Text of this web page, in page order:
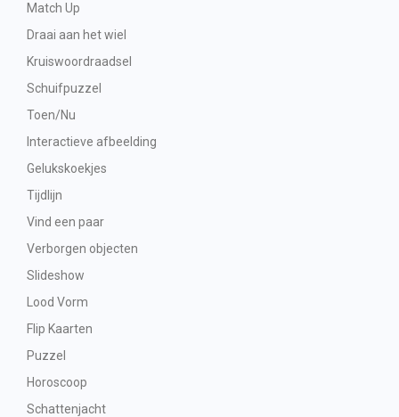
Match Up
Draai aan het wiel
Kruiswoordraadsel
Schuifpuzzel
Toen/Nu
Interactieve afbeelding
Gelukskoekjes
Tijdlijn
Vind een paar
Verborgen objecten
Slideshow
Lood Vorm
Flip Kaarten
Puzzel
Horoscoop
Schattenjacht